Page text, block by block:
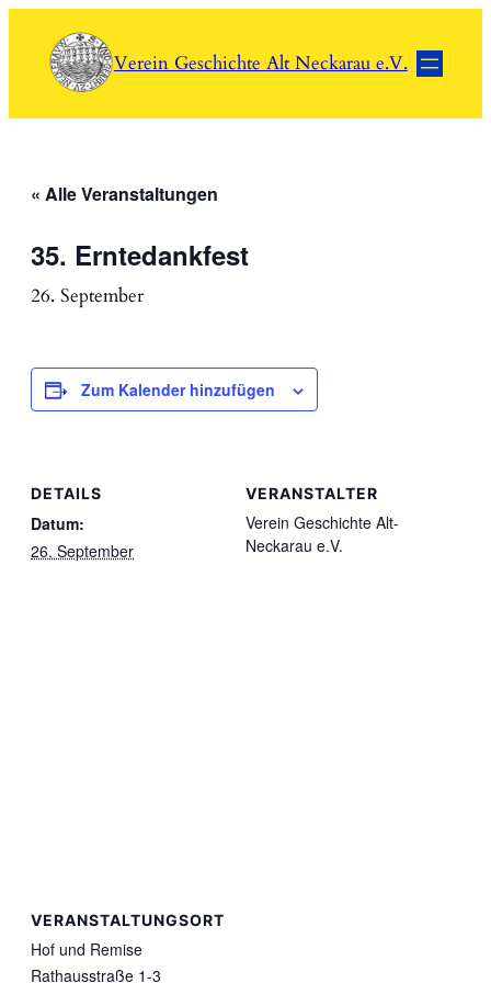
Verein Geschichte Alt Neckarau e.V.
« Alle Veranstaltungen
35. Erntedankfest
26. September
Zum Kalender hinzufügen
DETAILS
Datum:
26. September
VERANSTALTER
Verein Geschichte Alt-
Neckarau e.V.
VERANSTALTUNGSORT
Hof und Remise
Rathausstraße 1-3